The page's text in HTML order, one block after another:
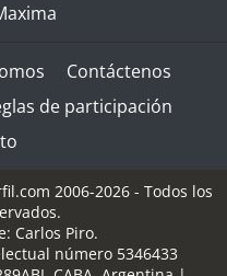
Contáctenos
de participación
2006-2026 - Todos los
Carlos Piro.
número 5346433